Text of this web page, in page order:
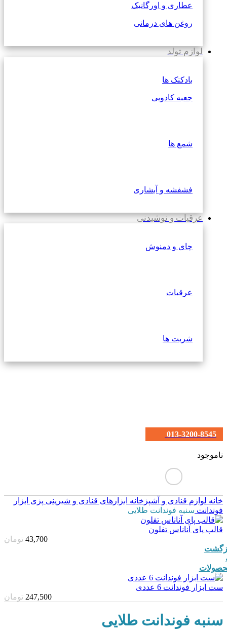
عطاری و اورگانیک
روغن های درمانی
لوازم تولد
بادکنک ها
جعبه کادویی
شمع ها
فشفشه و آبشاری
عرقیات و نوشیدنی
چای و دمنوش
عرقیات
شربت ها
013-3200-8545
ناموجود
خانه لوازم قنادی و آشپزخانه ابزارهای قنادی و شیرینی پزی ابزار
فوندانت سنبه فوندانت طلایی
قالب پای آناناس تفلون
43,700 تومان
ست ابزار فوندانت 6 عددی
247,500 تومان
سنبه فوندانت طلایی